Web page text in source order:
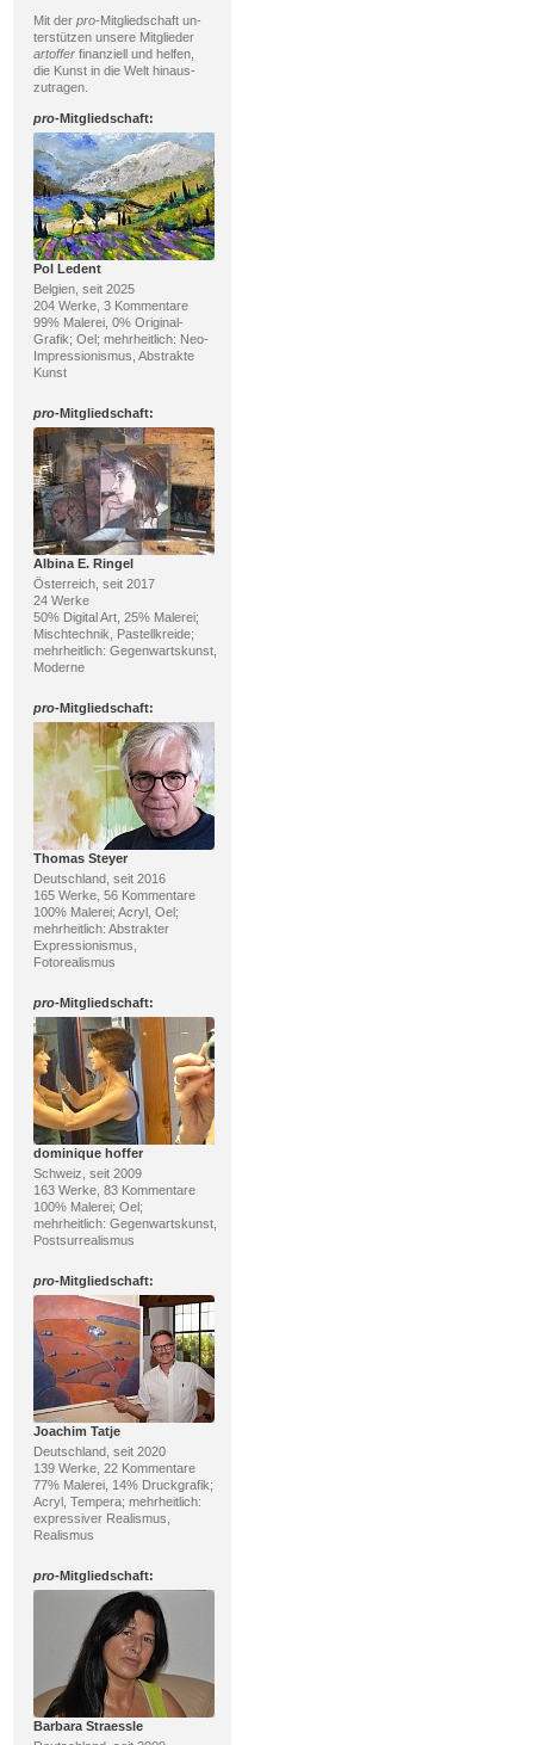
Mit der pro-Mitgliedschaft un-
terstützen unsere Mitglieder
artofferfinanziell und helfen,
die Kunst in die Welt hinaus-
zutragen.
pro-Mitgliedschaft:
Pol Ledent
Belgien, seit 2025
204 Werke, 3 Kommentare
99% Malerei, 0% Original-
Grafik; Oel; mehrheitlich: Neo-
Impressionismus, Abstrakte
Kunst
pro-Mitgliedschaft:
Albina E. Ringel
Österreich, seit 2017
24 Werke
50% Digital Art, 25% Malerei;
Mischtechnik, Pastellkreide;
mehrheitlich: Gegenwartskunst,
Moderne
pro-Mitgliedschaft:
Thomas Steyer
Deutschland, seit 2016
165 Werke, 56 Kommentare
100% Malerei; Acryl, Oel;
mehrheitlich: Abstrakter
Expressionismus,
Fotorealismus
pro-Mitgliedschaft:
dominique hoffer
Schweiz, seit 2009
163 Werke, 83 Kommentare
100% Malerei; Oel;
mehrheitlich: Gegenwartskunst,
Postsurrealismus
pro-Mitgliedschaft:
Joachim Tatje
Deutschland, seit 2020
139 Werke, 22 Kommentare
77% Malerei, 14% Druckgrafik;
Acryl, Tempera; mehrheitlich:
expressiver Realismus,
Realismus
pro-Mitgliedschaft:
Barbara Straessle